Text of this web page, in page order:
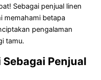
Sebagai penjual linen
memahami betapa
pengalaman
tamu.
Penjual